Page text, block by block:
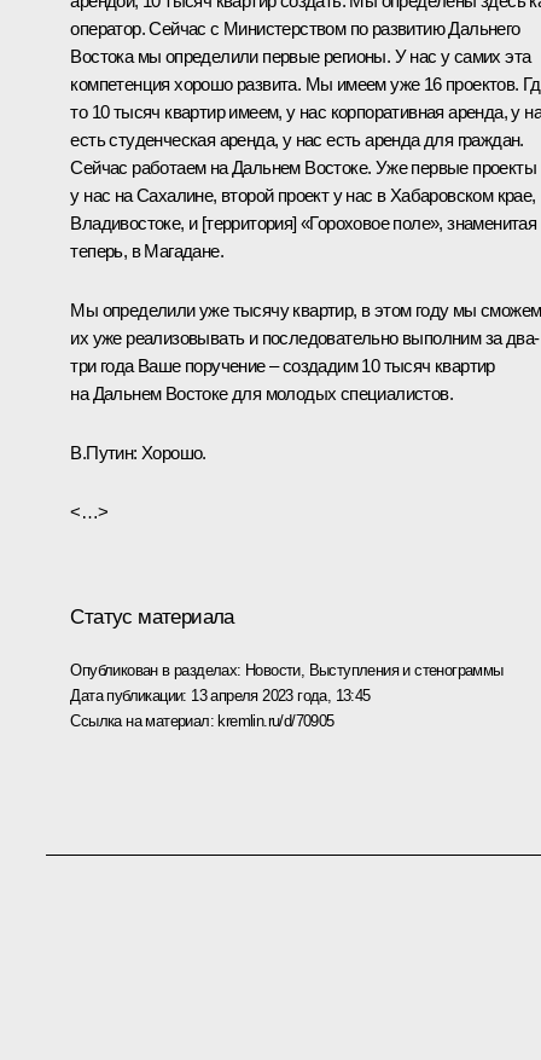
оператор. Сейчас с Министерством по развитию Дальнего
Востока мы определили первые регионы. У нас у самих эта
компетенция хорошо развита. Мы имеем уже 16 проектов.
то 10 тысяч квартир имеем, у нас корпоративная аренда, у
есть студенческая аренда, у нас есть аренда для граждан.
Сейчас работаем на Дальнем Востоке. Уже первые проекты
у нас на Сахалине, второй проект у нас в Хабаровском крае,
Владивостоке, и [территория] «Гороховое поле», знаменитая
теперь, в Магадане.
Мы определили уже тысячу квартир, в этом году мы сможем
их уже реализовывать и последовательно выполним за два-
три года Ваше поручение – создадим 10 тысяч квартир
на Дальнем Востоке для молодых специалистов.
В.Путин: Хорошо.
<…>
Статус материала
Опубликован в разделах: Новости, Выступления и стенограммы
Дата публикации: 13 апреля 2023 года, 13:45
Ссылка на материал: kremlin.ru/d/70905